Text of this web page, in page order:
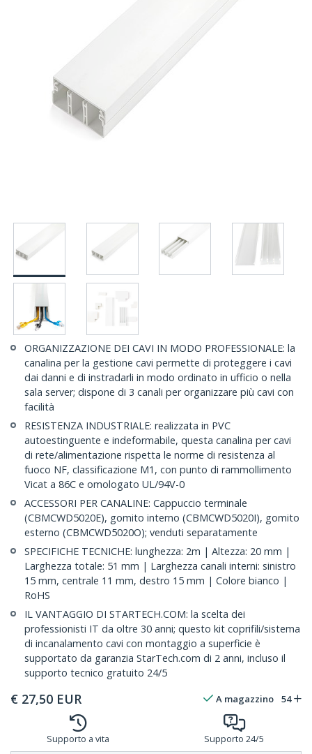
ORGANIZZAZIONE DEI CAVI IN MODO PROFESSIONALE: la
canalina per la gestione cavi permette di proteggere i cavi
dai danni e di instradarli in modo ordinato in ufficio o nella
sala server; dispone di 3 canali per organizzare più cavi con
facilità
RESISTENZA INDUSTRIALE: realizzata in PVC
autoestinguente e indeformabile, questa canalina per cavi
di rete/alimentazione rispetta le norme di resistenza al
fuoco NF, classificazione M1, con punto di rammollimento
Vicat a 86C e omologato UL/94V-0
ACCESSORI PER CANALINE: Cappuccio terminale
(CBMCWD5020E), gomito interno (CBMCWD5020I), gomito
esterno (CBMCWD5020O); venduti separatamente
SPECIFICHE TECNICHE: lunghezza: 2m | Altezza: 20 mm |
Larghezza totale: 51 mm | Larghezza canali interni: sinistro
15 mm, centrale 11 mm, destro 15 mm | Colore bianco |
RoHS
IL VANTAGGIO DI STARTECH.COM: la scelta dei
professionisti IT da oltre 30 anni; questo kit coprifili/sistema
di incanalamento cavi con montaggio a superficie è
supportato da garanzia StarTech.com di 2 anni, incluso il
supporto tecnico gratuito 24/5
€ 27,50 EUR A magazzino 54
Supporto a vita Supporto 24/5